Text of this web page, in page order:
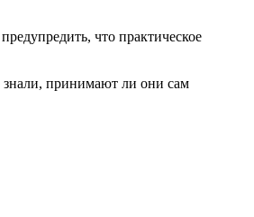
что практическое
знали, принимают ли они сам